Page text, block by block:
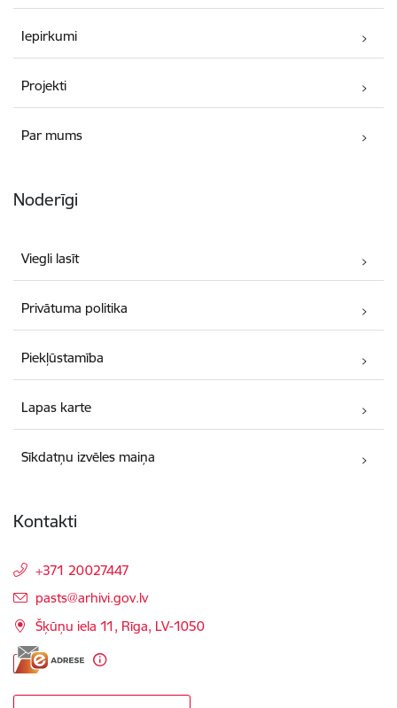
Iepirkumi
Projekti
Par mums
Noderīgi
Viegli lasīt
Privātuma politika
Piekļūstamība
Lapas karte
Sīkdatņu izvēles maiņa
Kontakti
+371 20027447
E-pasts:
pasts@arhivi.gov.lv
Šķūņu iela 11, Rīga, LV-1050